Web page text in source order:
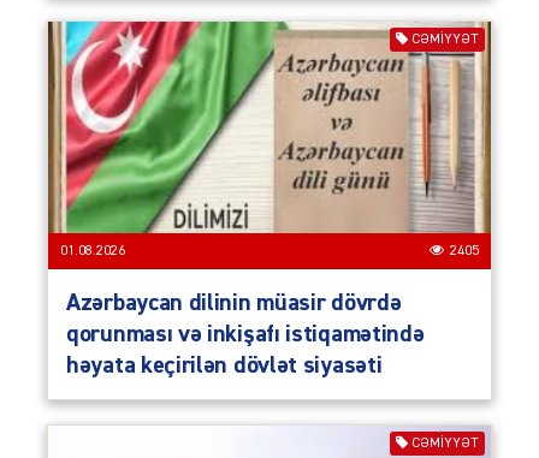
CƏMIYYƏT
01.08.2026 2405
Azərbaycan dilinin müasir dövrdə
qorunması və inkişafı istiqamətində
həyata keçirilən dövlət siyasəti
CƏMIYYƏT